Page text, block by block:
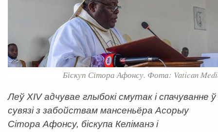
Біскуп Сітора Афонсу. Фота: Vatican
Леў XIV адчувае глыбокі смутак і спачуванне ў
сувязі з забойствам мансеньёра Асорыу
Сітора Афонсу, біскупа Келіманэ і